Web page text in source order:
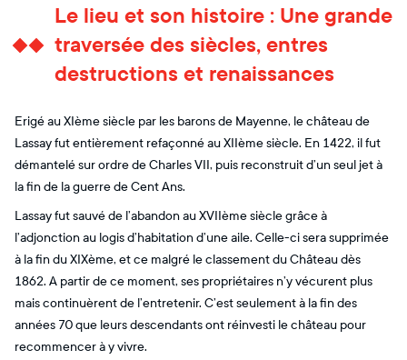
Le lieu et son histoire : Une grande
traversée des siècles, entres
destructions et renaissances
Erigé au XIème siècle par les barons de Mayenne, le château de
Lassay fut entièrement refaçonné au XIIème siècle. En 1422, il fut
démantelé sur ordre de Charles VII, puis reconstruit d’un seul jet à
la fin de la guerre de Cent Ans.
Lassay fut sauvé de l’abandon au XVIIème siècle grâce à
l’adjonction au logis d’habitation d’une aile. Celle-ci sera supprimée
à la fin du XIXème, et ce malgré le classement du Château dès
1862. A partir de ce moment, ses propriétaires n’y vécurent plus
mais continuèrent de l’entretenir. C’est seulement à la fin des
années 70 que leurs descendants ont réinvesti le château pour
recommencer à y vivre.